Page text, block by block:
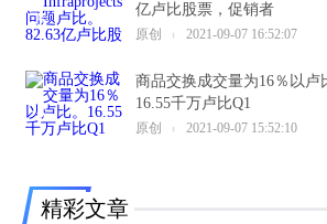
亿卢比股票，促销者
原创 2021-09-07 16:52:07
5
商品交换成交量为16％以卢
16.55千万卢比Q1
原创 2021-09-07 15:52:10
6
精彩文章